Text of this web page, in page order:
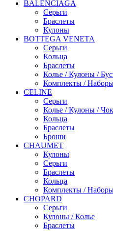
BALENCIAGA
Серьги
Браслеты
Кулоны
BOTTEGA VENETA
Серьги
Кольца
Браслеты
Колье / Кулоны /
Комплекты /
CELINE
Серьги
Колье / Кулоны /
Кольца
Браслеты
Броши
CHAUMET
Кулоны
Серьги
Браслеты
Кольца
Комплекты /
CHOPARD
Серьги
Кулоны / Колье
Браслеты